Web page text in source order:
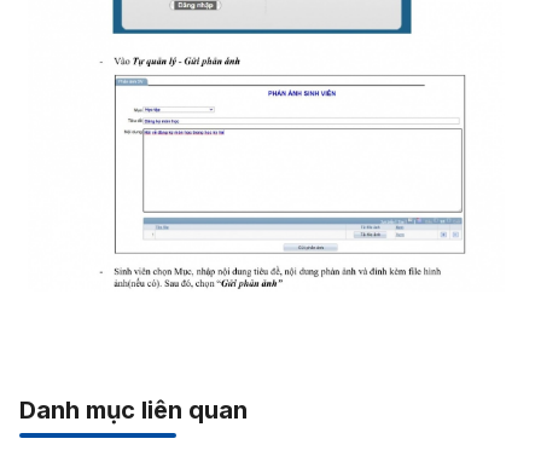
Danh mục liên quan